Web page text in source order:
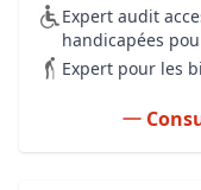
Expert audit
handicapées
Expert pour les